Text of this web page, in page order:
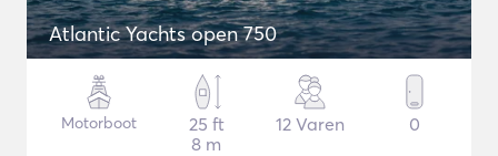
Atlantic Yachts open 750
Motorboot
25 ft
8 m
12 Varen 0